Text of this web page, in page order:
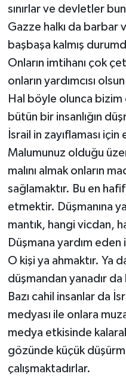
sınırlar ve devletler
Gazze halkı da barbar
başbaşa kalmış
Onların imtihanı çok
onların yardımcısı
Hal böyle olunca
bütün bir insanlığın
İsrail in zayıflaması
Malumunuz olduğu
malını almak onların
sağlamaktır. Bu en
etmektir. Düşmanına
mantık, hangi vicdan,
Düşmana yardım
O kişi ya ahmaktır. Ya
düşmandan yanadır
Bazı cahil insanlar da
medyası ile onlara
medya etkisinde
gözünde küçük
çalışmaktadırlar.